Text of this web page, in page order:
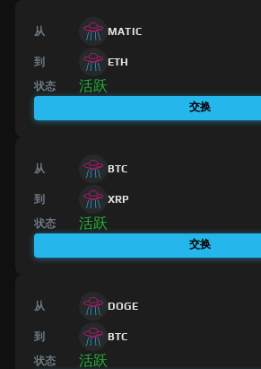
从 MATIC
到 ETH
状态 活跃
交换
从 BTC
到 XRP
状态 活跃
交换
从 DOGE
到 BTC
状态 活跃